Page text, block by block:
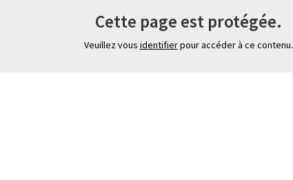
Cette page est protégée.
Veuillez vous identifierpour accéder à ce contenu.